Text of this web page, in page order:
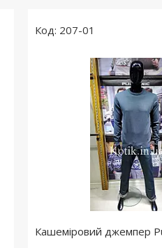
207-01
Кашеміровий джемпер